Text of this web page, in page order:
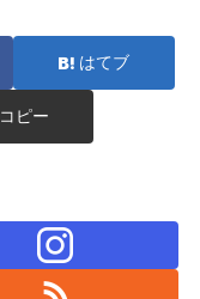
はてブ
コピー